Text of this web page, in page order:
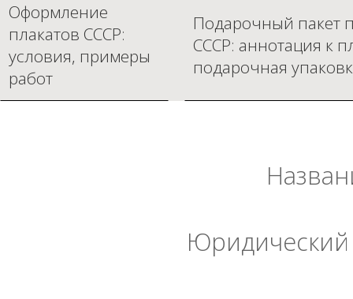
Оформление
плакатов СССР:
условия, примеры
работ
Подарочный пакет
СССР: аннотация к
подарочная